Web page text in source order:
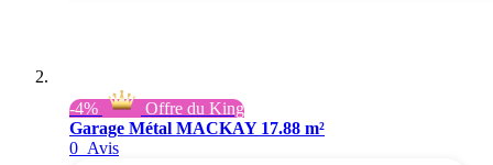
-4%
Offre du King
Garage Métal MACKAY 17.88 m²
0 Avis